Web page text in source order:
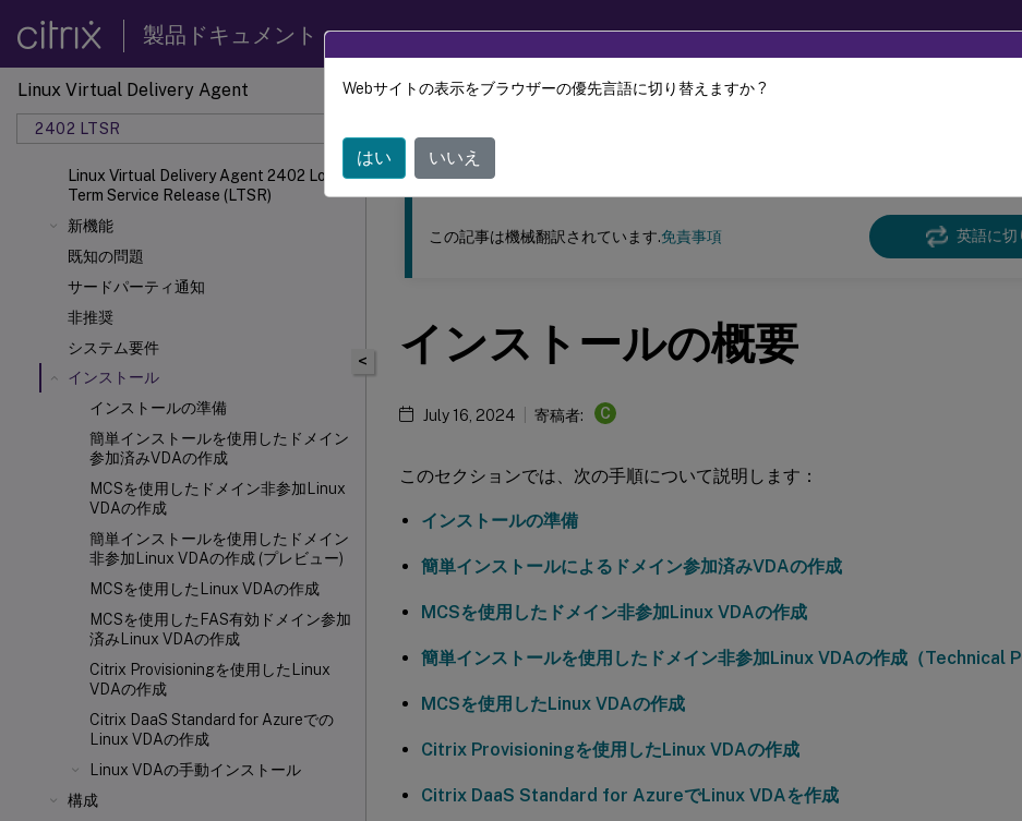
製品ドキュメント
Linux Virtual Delivery Agent
2402 LTSR
Linux Virtual Delivery Agent 2402 Long
Term Service Release (LTSR)
新機能
既知の問題
サードパーティ通知
非推奨
システム要件
インストール
インストールの準備
簡単インストールを使用したドメイン
参加済みVDAの作成
MCSを使用したドメイン非参加Linux
VDAの作成
簡単インストールを使用したドメイン
非参加Linux VDAの作成 (プレビュー)
MCSを使用したLinux VDAの作成
MCSを使用したFAS有効ドメイン参加
済みLinux VDAの作成
Citrix Provisioningを使用したLinux
VDAの作成
Citrix DaaS Standard for Azureでの
Linux VDAの作成
Linux VDAの手動インストール
構成
このコンテンツは動的に機械翻訳されています。
リナックス バーチャル デリバリー エージェント
<
この記事は機械翻訳されています.免責事項 英語に切
インストールの概要
July 16, 2024 寄稿者: C
このセクションでは、次の手順について説明します：
インストールの準備
簡単インストールによるドメイン参加済みVDAの作成
MCSを使用したドメイン非参加Linux VDAの作成
簡単インストールを使用したドメイン非参加Linux VDAの作成（Technical
MCSを使用したLinux VDAの作成
Citrix Provisioningを使用したLinux VDAの作成
Citrix DaaS Standard for AzureでLinux VDAを作成
Webサイトの表示をブラウザーの優先言語に切り替えますか ?
はい いいえ